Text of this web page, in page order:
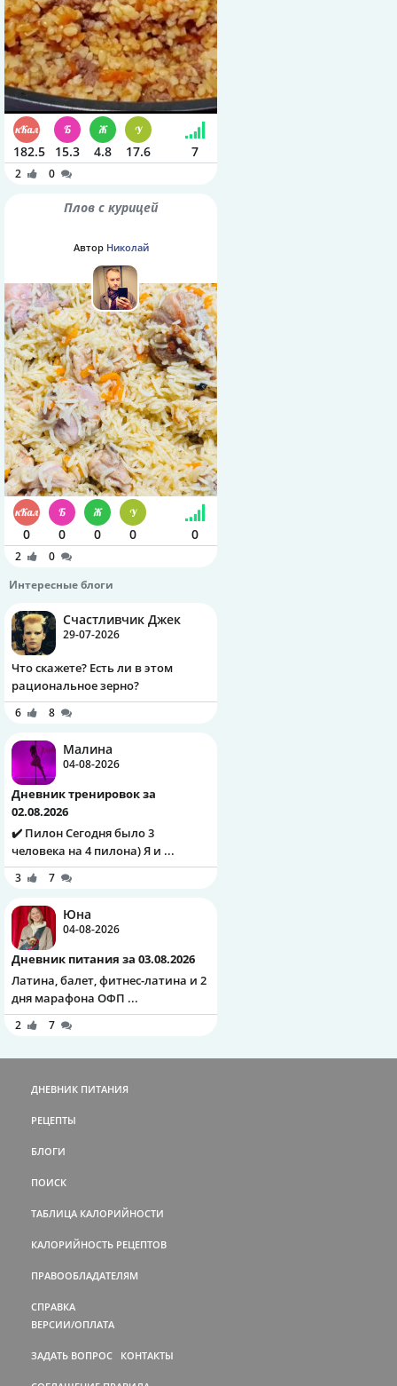
182.5 15.3 4.8 17.6 7
2 0
Плов с курицей
Автор Николай
0 0 0 0 0
2
0
Интересные блоги
Счастливчик Джек
29-07-2026
Что скажете? Есть ли в этом
рациональное зерно?
6 8
Малина
04-08-2026
Дневник тренировок за
02.08.2026
✔️ Пилон Сегодня было 3
человека на 4 пилона) Я и ...
3 7
Юна
04-08-2026
Дневник питания за 03.08.2026
Латина, балет, фитнес-латина и 2
дня марафона ОФП ...
2 7
ДНЕВНИК ПИТАНИЯ
РЕЦЕПТЫ
БЛОГИ
ПОИСК
ТАБЛИЦА КАЛОРИЙНОСТИ
КАЛОРИЙНОСТЬ РЕЦЕПТОВ
ПРАВООБЛАДАТЕЛЯМ
СПРАВКА
ВЕРСИИ/ОПЛАТА
ЗАДАТЬ ВОПРОС КОНТАКТЫ